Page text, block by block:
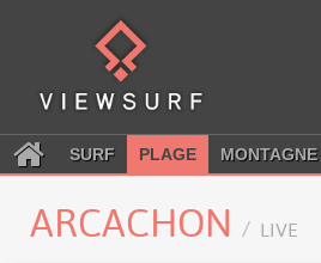
SURF PLAGE MONTAGNE
ARCACHON LIVE